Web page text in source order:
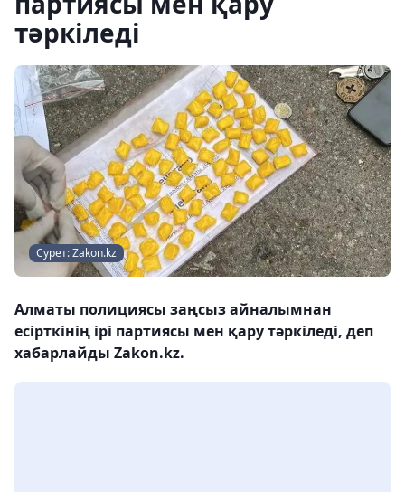
тәркіледі
Сурет: Zakon.kz
Алматы полициясы заңсыз айналымнан
есірткінің ірі партиясы мен қару тәркіледі, деп
хабарлайды Zakon.kz.